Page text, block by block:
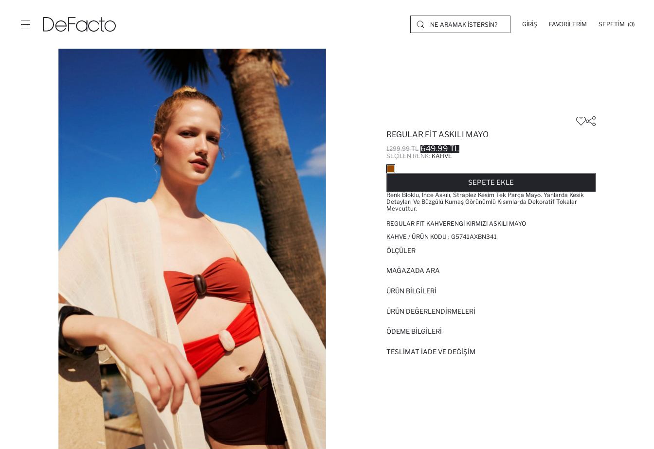
GIRIŞ FAVORILERIM SEPETIM (0)
REGULAR FIT ASKILI MAYO
1299.99 TL 649.99 TL
SEÇILEN RENK: KAHVE
SEPETE EKLE
Renk Bloklu, Ince Askılı, Straplez Kesim Tek Parça Mayo. Yanlarda Kesik
Detayları Ve Büzgülü Kumaş Görünümlü Kısımlarda Dekoratif Tokalar
Mevcuttur.
REGULAR FIT KAHVERENGI KIRMIZI ASKILI MAYO
KAHVE / ÜRÜN KODU : G5741AXBN341
ÖLÇÜLER
MAĞAZADA ARA
ÜRÜN BILGILERI
ÜRÜN DEĞERLENDİRMELERİ
ÖDEME BİLGİLERİ
TESLIMAT İADE VE DEĞIŞIM